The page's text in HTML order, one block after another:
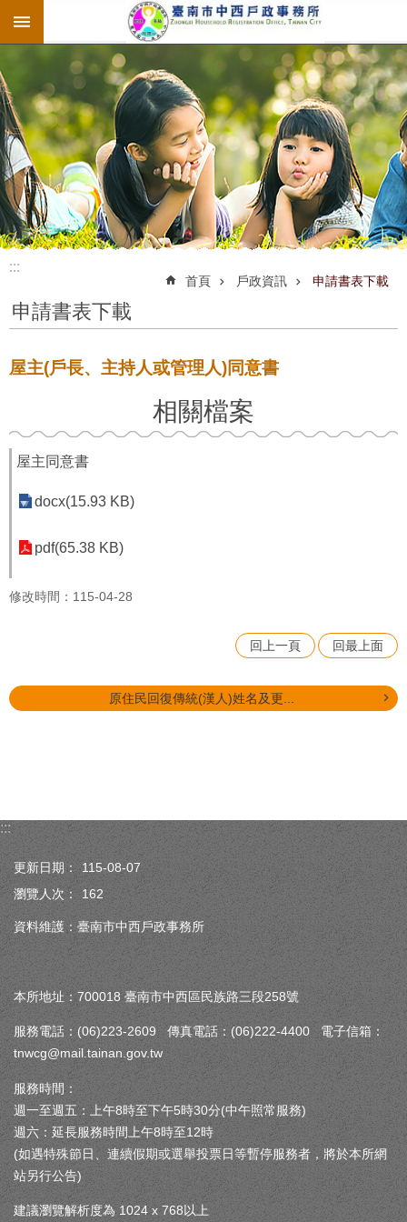
跳到主要內容區塊
:::
:::
首頁 戶政資訊 申請書表下載
申請書表下載
屋主(戶長、主持人或管理人)同意書
相關檔案
屋主同意書
docx(15.93 KB)
pdf(65.38 KB)
修改時間：115-04-28
回上一頁 回最上面
原住民回復傳統(漢人)姓名及更...
:::
更新日期：
115-08-07
瀏覽人次：
162
資料維護：臺南市中西戶政事務所
本所地址：700018 臺南市中西區民族路三段258號
服務電話：(06)223-2609 傳真電話：(06)222-4400 電子信箱：
tnwcg@mail.tainan.gov.tw
服務時間：
週一至週五：上午8時至下午5時30分(中午照常服務)
週六：延長服務時間上午8時至12時
(如遇特殊節日、連續假期或選舉投票日等暫停服務者，將於本所網
站另行公告)
建議瀏覽解析度為 1024 x 768以上